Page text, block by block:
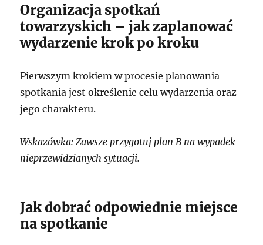
Organizacja spotkań
towarzyskich – jak zaplanować
wydarzenie krok po kroku
Pierwszym krokiem w procesie planowania
spotkania jest określenie celu wydarzenia oraz
jego charakteru.
Wskazówka: Zawsze przygotuj plan B na wypadek
nieprzewidzianych sytuacji.
Jak dobrać odpowiednie miejsce
na spotkanie